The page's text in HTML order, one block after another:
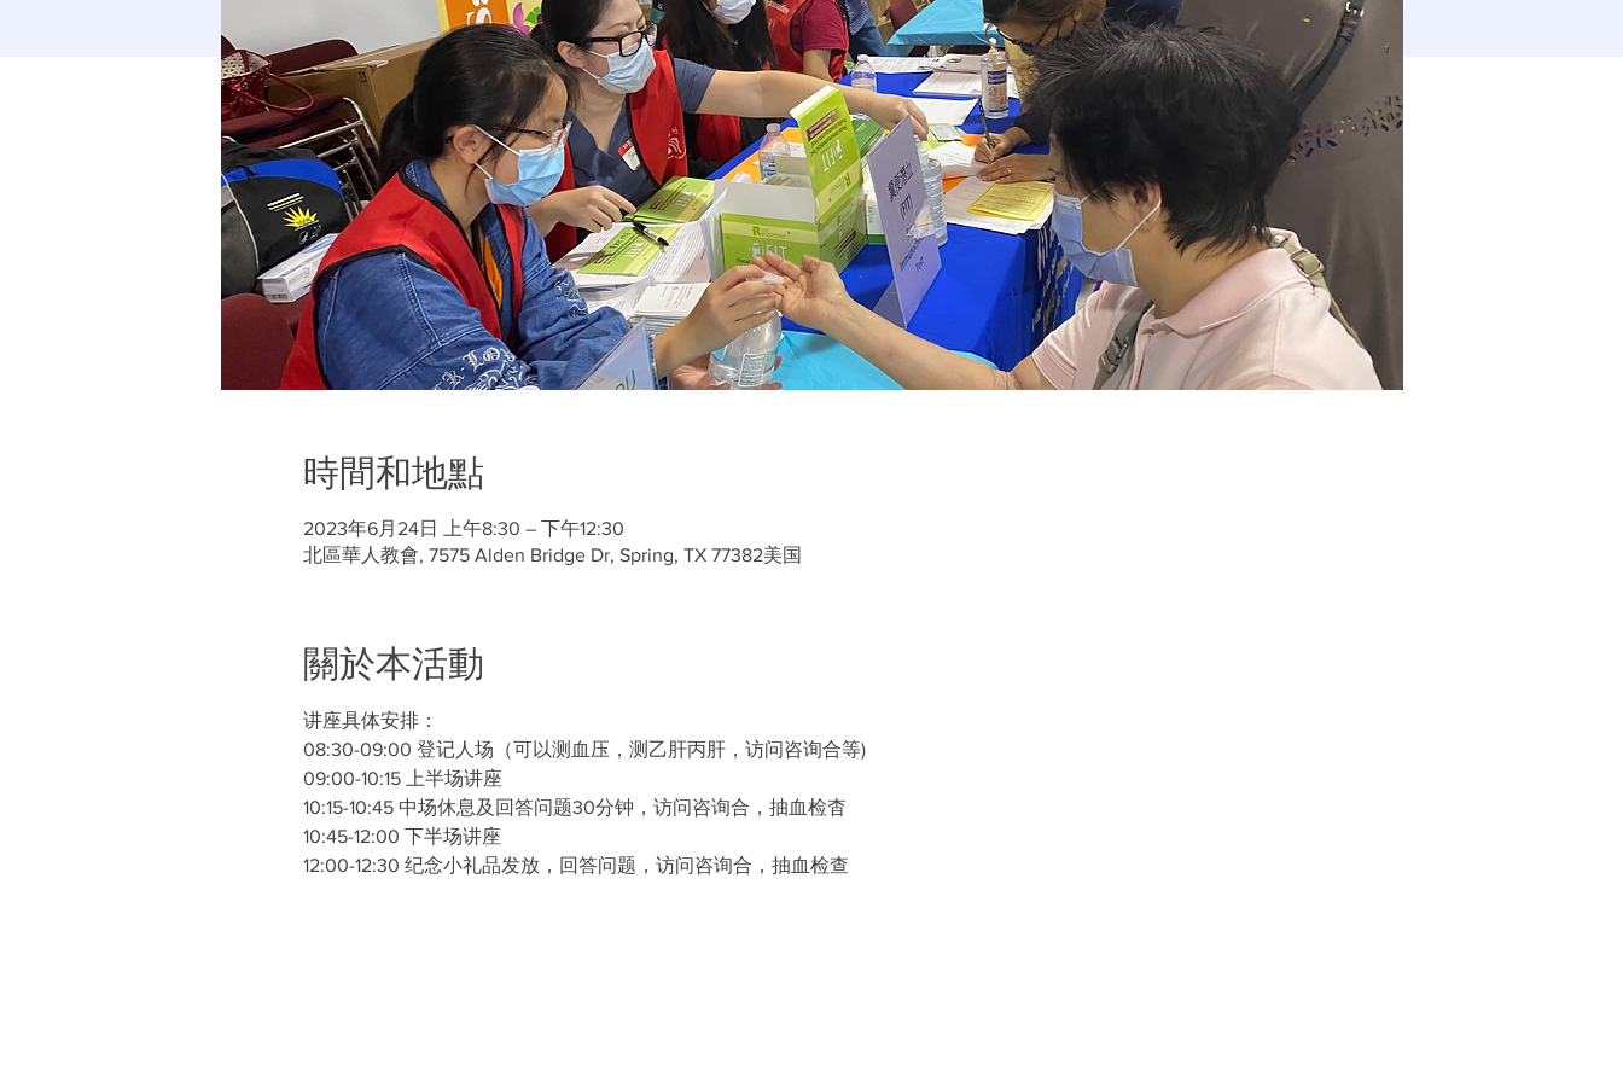
時間和地點
2023年6月24日 上午8:30 – 下午12:30
北區華人教會, 7575 Alden Bridge Dr, Spring, TX 77382美国
關於本活動
讲座具体安排：
08:30-09:00 登记人场（可以测血压，测乙肝丙肝，访问咨询合等)
09:00-10:15 上半场讲座
10:15-10:45 中场休息及回答问题30分钟，访问咨询合，抽血检杳
10:45-12:00 下半场讲座
12:00-12:30 纪念小礼品发放，回答问题，访问咨询合，抽血检查